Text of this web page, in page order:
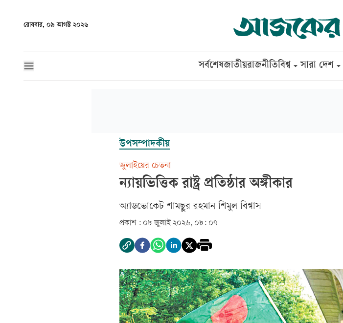
রোববার, ০৯ আগস্ট ২০২৬
সর্বশেষজাতীয়রাজনীতিবিশ্ব সারা দেশ
উপসম্পাদকীয়
জুলাইয়ের চেতনা
ন্যায়ভিত্তিক রাষ্ট্র প্রতিষ্ঠার অঙ্গীকার
অ্যাডভোকেট শামছুর রহমান শিমুল বিশ্বাস
প্রকাশ : ০৮ জুলাই ২০২৬, ০৮: ০৭